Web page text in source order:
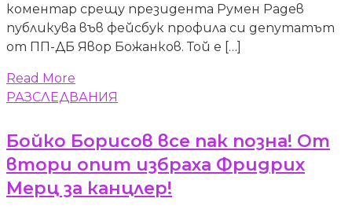
коментар срещу президента Румен Радев
публикува във фейсбук профила си депутатът
от ПП-ДБ Явор Божанков. Той е […]
Read More
РАЗСЛЕДВАНИЯ
Бойко Борисов все пак позна! От
втори опит избраха Фридрих
Мерц за канцлер!